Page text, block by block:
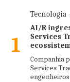
1
Tecnologia-
AI/R
Services
Companhia
Services